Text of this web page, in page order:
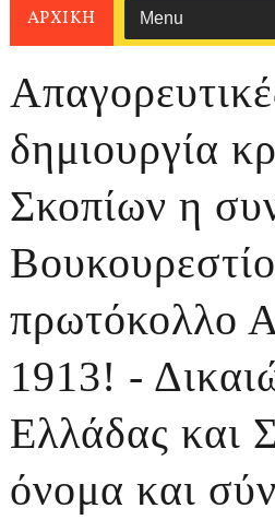
ΑΡΧΙΚΗ
δημιουργία
Σκοπίων η
πρωτόκολλο
1913! -
Ελλάδας και
όνομα και